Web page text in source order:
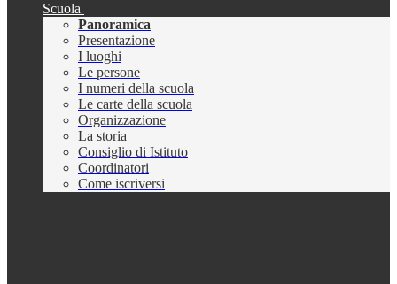
Scuola
Panoramica
Presentazione
I luoghi
Le persone
I numeri della scuola
Le carte della scuola
Organizzazione
La storia
Consiglio di Istituto
Coordinatori
Come iscriversi